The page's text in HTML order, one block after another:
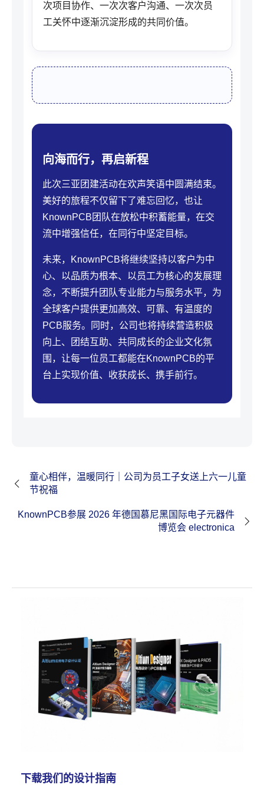
次项目协作、一次次客户沟通、一次次员
工关怀中逐渐沉淀形成的共同价值。
向海而行，再启新程
此次三亚团建活动在欢声笑语中圆满结束。
美好的旅程不仅留下了难忘回忆，也让
KnownPCB团队在放松中积蓄能量，在交
流中增强信任，在同行中坚定目标。
未来，KnownPCB将继续坚持以客户为中
心、以品质为根本、以员工为核心的发展理
念，不断提升团队专业能力与服务水平，为
全球客户提供更加高效、可靠、有温度的
PCB服务。同时，公司也将持续营造积极
向上、团结互助、共同成长的企业文化氛
围，让每一位员工都能在KnownPCB的平
台上实现价值、收获成长、携手前行。
童心相伴，温暖同行｜公司为员工子女送上六一儿童
节祝福
KnownPCB参展 2026 年德国慕尼黑国际电子元器件
博览会 electronica
下载我们的设计指南